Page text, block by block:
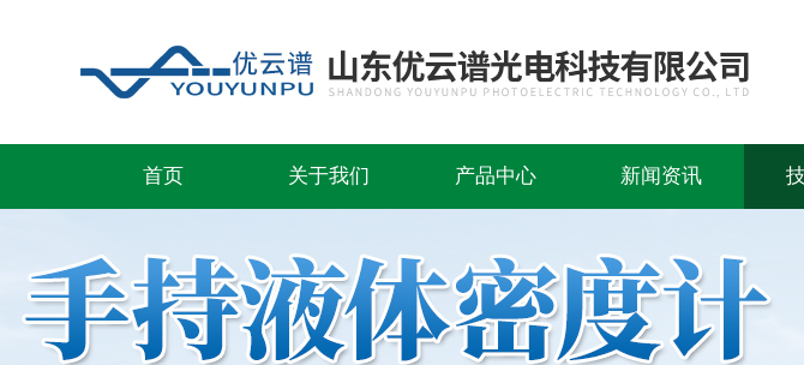
首页 关于我们 产品中心 新闻资讯